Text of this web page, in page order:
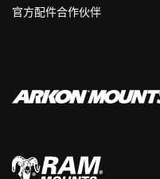
官方配件合作伙伴